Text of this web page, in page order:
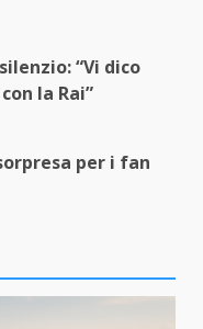
“Vi dico
la Rai”
per i fan